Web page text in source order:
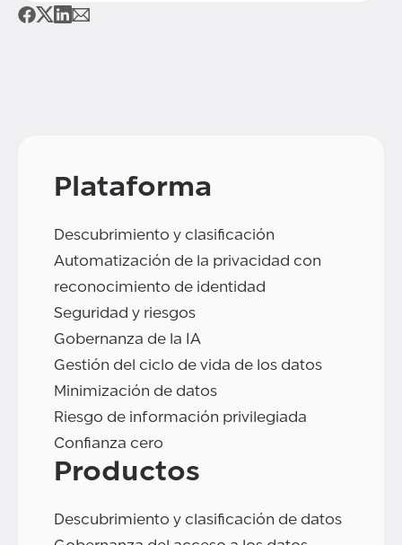
Plataforma
Descubrimiento y clasificación
Automatización de la privacidad con
reconocimiento de identidad
Seguridad y riesgos
Gobernanza de la IA
Gestión del ciclo de vida de los datos
Minimización de datos
Riesgo de información privilegiada
Confianza cero
Productos
Descubrimiento y clasificación de datos